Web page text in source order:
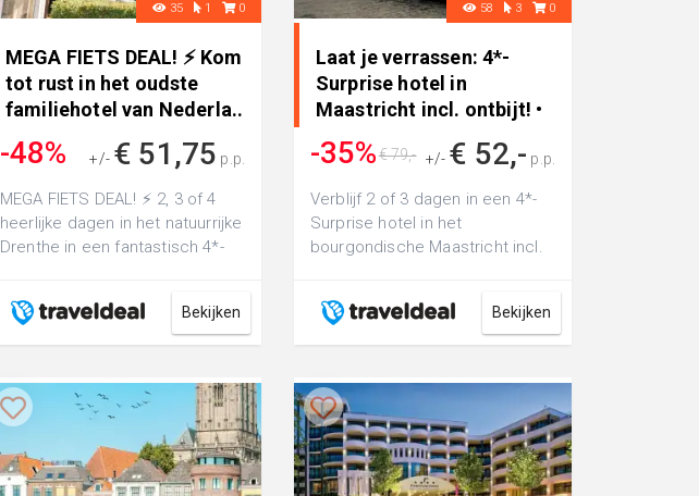
35 1 0
MEGA FIETS DEAL! ⚡ Kom
tot rust in het oudste
familiehotel van Nederla..
-48% +/- € 51,75 p.p.
MEGA FIETS DEAL! ⚡ 2, 3 of 4
heerlijke dagen in het natuurrijke
Drenthe in een fantastisch 4*-
Bekijken
58 3 0
Laat je verrassen: 4*-
Surprise hotel in
Maastricht incl. ontbijt! •
2 dagen naar Nederland
-35% +/- € 52,- p.p.
€ 79,-
Verblijf 2 of 3 dagen in een 4*-
Surprise hotel in het
bourgondische Maastricht incl.
Bekijken